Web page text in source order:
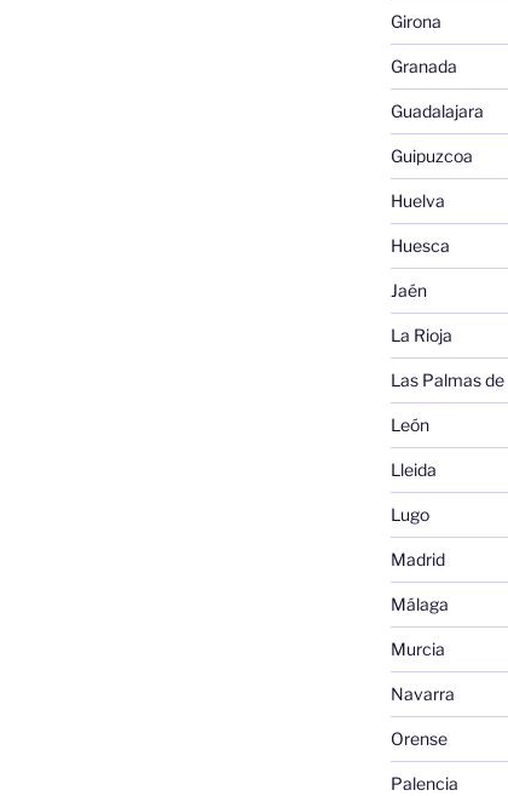
Girona
Granada
Guadalajara
Guipuzcoa
Huelva
Huesca
Jaén
La Rioja
Las Palmas
León
Lleida
Lugo
Madrid
Málaga
Murcia
Navarra
Orense
Palencia